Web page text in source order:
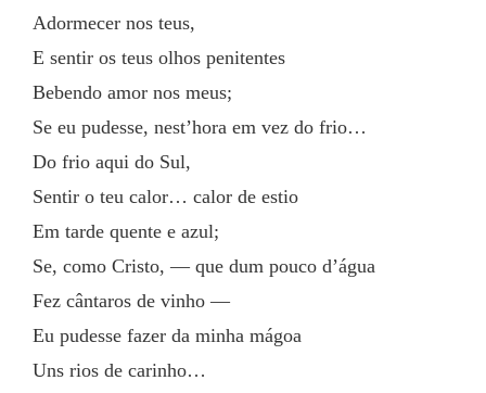
Adormecer nos teus,
E sentir os teus olhos penitentes
Bebendo amor nos meus;
Se eu pudesse, nest’hora em vez do frio…
Do frio aqui do Sul,
Sentir o teu calor… calor de estio
Em tarde quente e azul;
Se, como Cristo, — que dum pouco d’água
Fez cântaros de vinho —
Eu pudesse fazer da minha mágoa
Uns rios de carinho…